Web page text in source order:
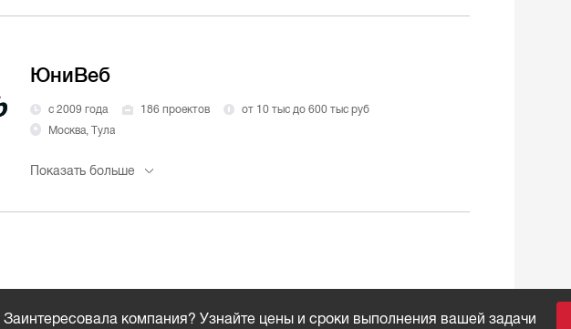
ЮниВеб
с 2009 года 186 проектов
от 10 тыс до 600 тыс руб
Москва, Тула
Показать больше
Заинтересовала компания? Узнайте цены и сроки выполнения вашей задачи